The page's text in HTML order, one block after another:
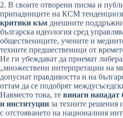
2. В своите отворени писма и
припадниците на КСМ
критики към днешните
българска идеология сред
обществениците, учените и
техните предшественици от
Не ги убеждават да приемат
„множествени интерпретации на
допуснат правдивостта и на
оттам да се подобрят
Навместо това, те винаги нападат
и институции за техните решения
с отстояването на националния